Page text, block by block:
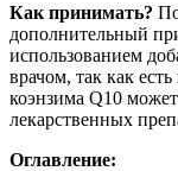
Как принимать?
дополнительный
использованием
врачом, так как
коэнзима Q10
лекарственных
Оглавление: